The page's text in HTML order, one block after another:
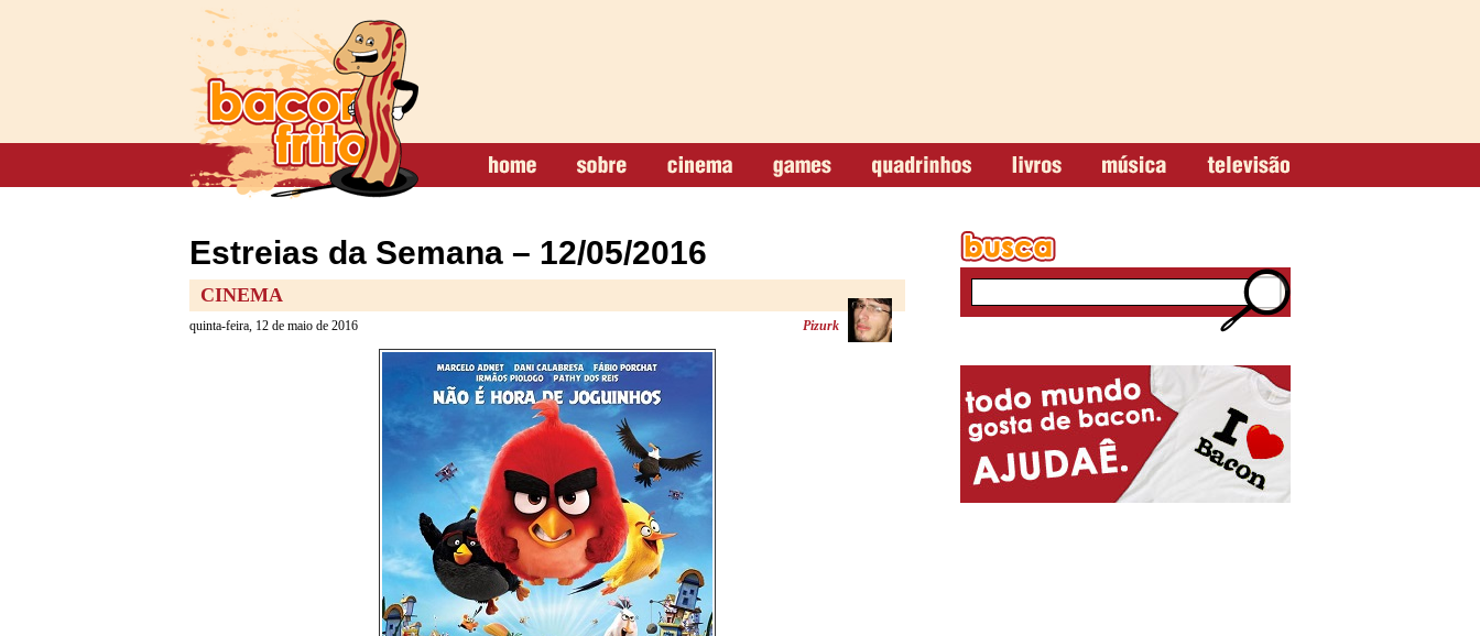
Estreias da Semana – 12/05/2016
CINEMA
quinta-feira, 12 de maio de 2016 Pizurk